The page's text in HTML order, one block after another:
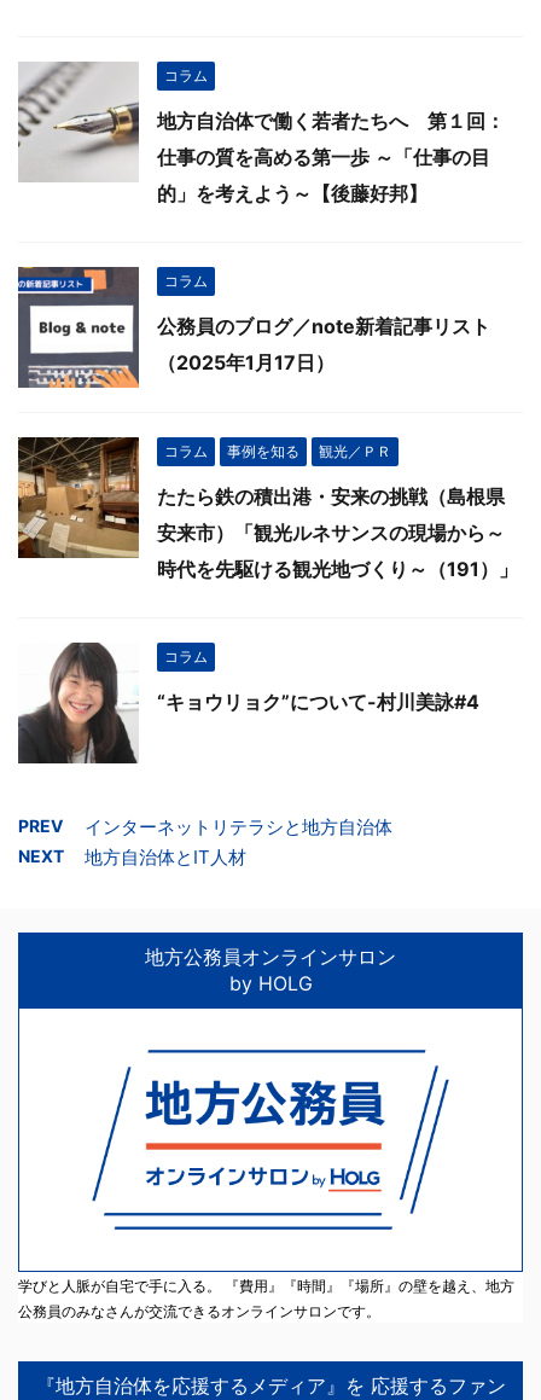
コラム
地方自治体で働く若者たちへ 第１回：
仕事の質を高める第一歩 ～「仕事の目
的」を考えよう～【後藤好邦】
コラム
公務員のブログ／note新着記事リスト
（2025年1月17日）
コラム 事例を知る 観光／ＰＲ
たたら鉄の積出港・安来の挑戦（島根県
安来市）「観光ルネサンスの現場から～
時代を先駆ける観光地づくり～（191）」
コラム
“キョウリョク”について-村川美詠#4
PREV インターネットリテラシと地方自治体
NEXT 地方自治体とIT人材
地方公務員オンラインサロン
by HOLG
学びと人脈が自宅で手に入る。 『費用』『時間』『場所』の壁を越え、地方
公務員のみなさんが交流できるオンラインサロンです。
『地方自治体を応援するメディア』を 応援するファン